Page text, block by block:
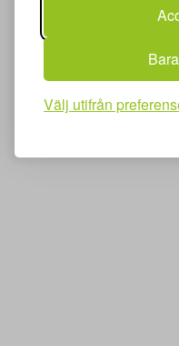
Välj utifrån